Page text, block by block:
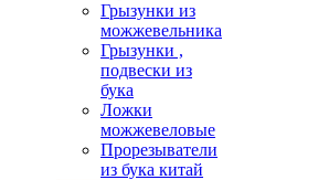
Грызунки из
можжевельника
Грызунки ,
подвески из
бука
Ложки
можжевеловые
Прорезыватели
из бука китай